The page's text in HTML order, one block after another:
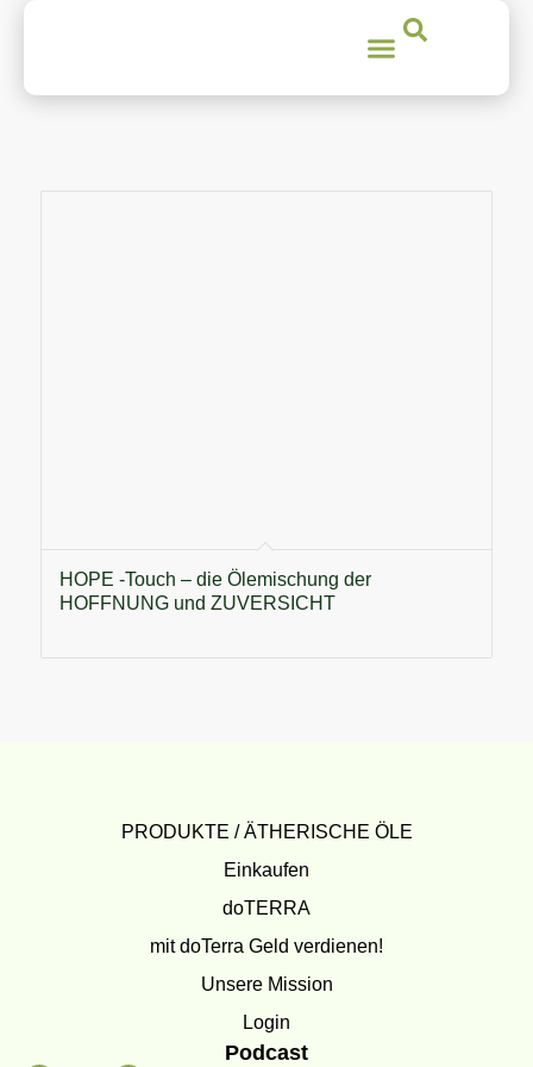
HOPE -Touch – die Ölemischung der
HOFFNUNG und ZUVERSICHT
PRODUKTE / ÄTHERISCHE ÖLE
Einkaufen
doTERRA
mit doTerra Geld verdienen!
Unsere Mission
Login
Podcast